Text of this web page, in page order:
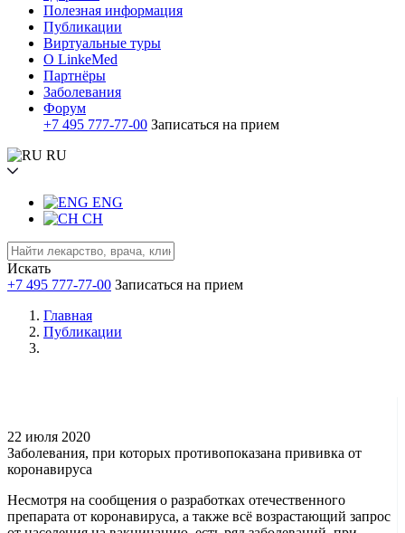
Полезная информация
Публикации
Виртуальные туры
О LinkeMed
Партнёры
Заболевания
Форум
+7 495 777-77-00 Записаться на прием
RU
ENG
CH
Искать
+7 495 777-77-00 Записаться на прием
Главная
Публикации
22 июля 2020
Заболевания, при которых противопоказана прививка от
коронавируса
Несмотря на сообщения о разработках отечественного
препарата от коронавируса, а также всё возрастающий запрос